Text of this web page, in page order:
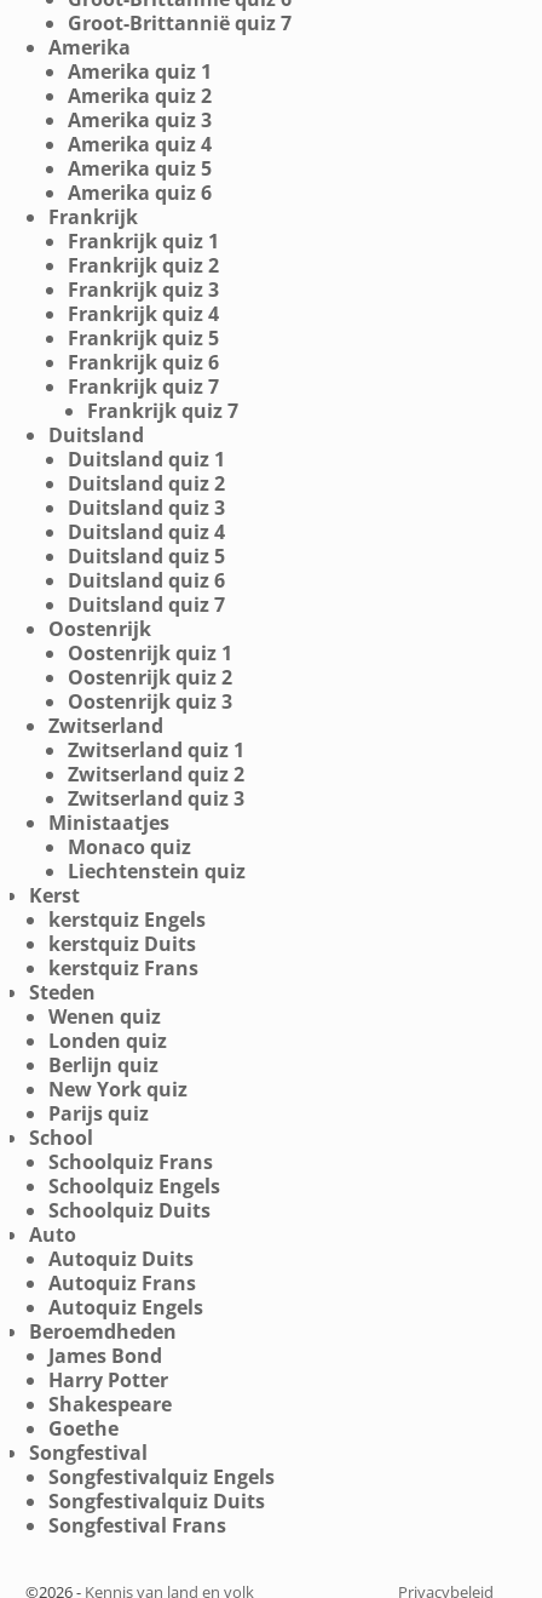
Groot-Brittannië quiz 7
Amerika
Amerika quiz 1
Amerika quiz 2
Amerika quiz 3
Amerika quiz 4
Amerika quiz 5
Amerika quiz 6
Frankrijk
Frankrijk quiz 1
Frankrijk quiz 2
Frankrijk quiz 3
Frankrijk quiz 4
Frankrijk quiz 5
Frankrijk quiz 6
Frankrijk quiz 7
Frankrijk quiz 7
Duitsland
Duitsland quiz 1
Duitsland quiz 2
Duitsland quiz 3
Duitsland quiz 4
Duitsland quiz 5
Duitsland quiz 6
Duitsland quiz 7
Oostenrijk
Oostenrijk quiz 1
Oostenrijk quiz 2
Oostenrijk quiz 3
Zwitserland
Zwitserland quiz 1
Zwitserland quiz 2
Zwitserland quiz 3
Ministaatjes
Monaco quiz
Liechtenstein quiz
Kerst
kerstquiz Engels
kerstquiz Duits
kerstquiz Frans
Steden
Wenen quiz
Londen quiz
Berlijn quiz
New York quiz
Parijs quiz
School
Schoolquiz Frans
Schoolquiz Engels
Schoolquiz Duits
Auto
Autoquiz Duits
Autoquiz Frans
Autoquiz Engels
Beroemdheden
James Bond
Harry Potter
Shakespeare
Goethe
Songfestival
Songfestivalquiz Engels
Songfestivalquiz Duits
Songfestival Frans
©2026 - Kennis van land en volk Privacybeleid